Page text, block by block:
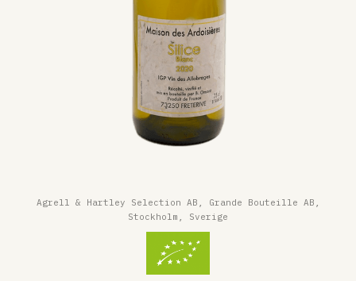
Agrell & Hartley Selection AB, Grande Bouteille AB,
Stockholm, Sverige